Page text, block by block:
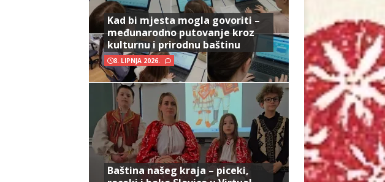
Kad bi mjesta mogla govoriti –
međunarodno putovanje kroz
kulturnu i prirodnu baštinu
8. LIPNJA 2026.
Baština našeg kraja – piceki,